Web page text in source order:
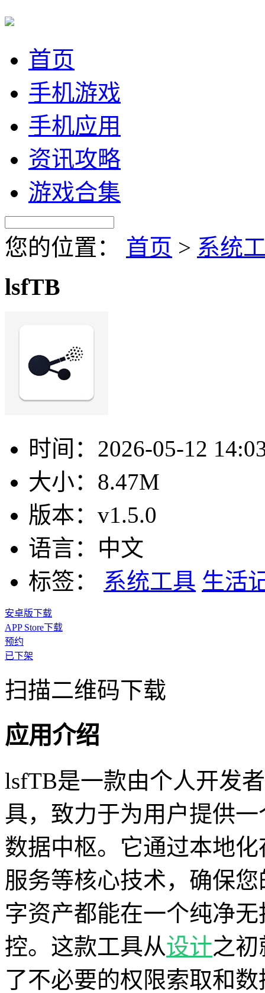
首页
手机游戏
手机应用
资讯攻略
游戏合集
您的位置： 首页 > 系统
lsfTB
时间： 2026-05-12
大小： 8.47M
版本： v1.5.0
语言： 中文
标签：
系统工具 生活
安卓版下载
APP Store下载
预约
已下架
扫描二维码下载
应用介绍
lsfTB是一款由个人开发
具，致力于为用户提供
数据中枢。它通过本地
服务等核心技术，确保
字资产都能在一个纯净
控。这款工具从设计之
了不必要的权限索取和